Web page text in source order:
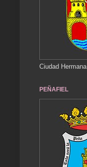
Ciudad Hermana
PEÑAFIEL